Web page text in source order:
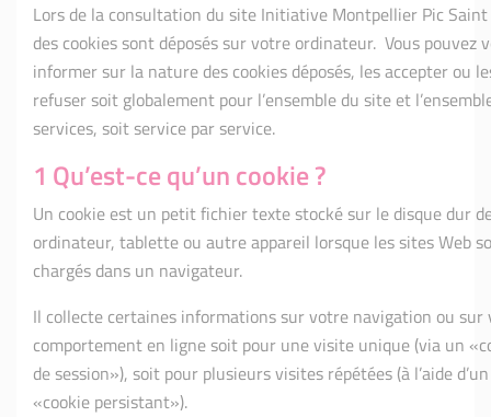
Lors de la consultation du site Initiative Montpellier Pic Saint
des cookies sont déposés sur votre ordinateur. Vous pouvez
informer sur la nature des cookies déposés, les accepter ou
refuser soit globalement pour l’ensemble du site et
services, soit service par service.
1 Qu’est-ce qu’un cookie ?
Un cookie est un petit fichier texte stocké sur le disque dur
ordinateur, tablette ou autre appareil lorsque les sites Web
chargés dans un navigateur.
Il collecte certaines informations sur votre navigation ou sur
comportement en ligne soit pour une visite unique (via un
de session»), soit pour plusieurs visites répétées (à l’aide d’un
«cookie persistant»).